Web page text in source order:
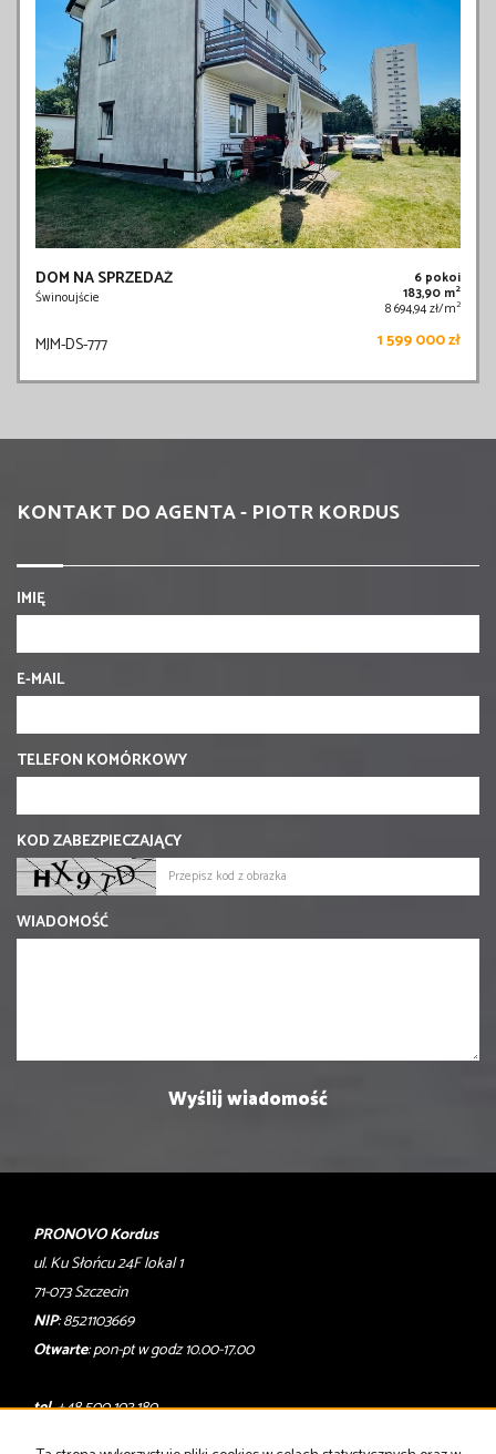
DOM NA SPRZEDAŻ
Świnoujście
6 pokoi
183,90 m2
8 694,94 zł/m2
MJM-DS-777 1 599 000 zł
KONTAKT DO AGENTA - PIOTR KORDUS
IMIĘ
E-MAIL
TELEFON KOMÓRKOWY
KOD ZABEZPIECZAJĄCY
WIADOMOŚĆ
PRONOVO Kordus
ul. Ku Słońcu 24F lokal 1
71-073 Szczecin
NIP: 8521103669
Otwarte: pon-pt w godz 10.00-17.00
tel. +48 500 103 180